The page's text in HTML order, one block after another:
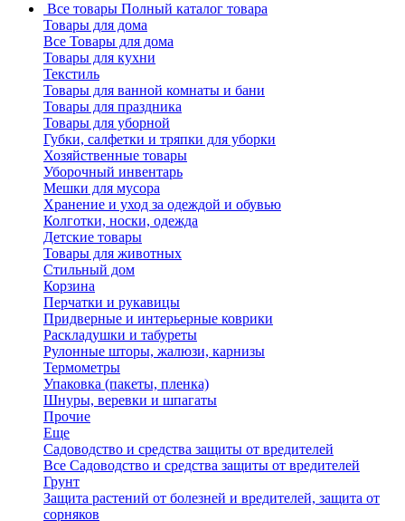
Все товары Полный каталог товара
Товары для дома
Все Товары для дома
Товары для кухни
Текстиль
Товары для ванной комнаты и бани
Товары для праздника
Товары для уборной
Губки, салфетки и тряпки для уборки
Хозяйственные товары
Уборочный инвентарь
Мешки для мусора
Хранение и уход за одеждой и обувью
Колготки, носки, одежда
Детские товары
Товары для животных
Стильный дом
Корзина
Перчатки и рукавицы
Придверные и интерьерные коврики
Раскладушки и табуреты
Рулонные шторы, жалюзи, карнизы
Термометры
Упаковка (пакеты, пленка)
Шнуры, веревки и шпагаты
Прочие
Еще
Садоводство и средства защиты от вредителей
Все Садоводство и средства защиты от вредителей
Грунт
Защита растений от болезней и вредителей, защита от
сорняков